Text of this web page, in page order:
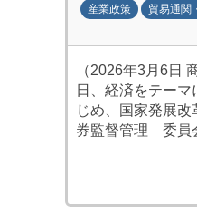
産業政策
貿易通関
日
中
投
（2026年3月6日
日、経済をテー
じめ、国家発展
券監督管理 委員